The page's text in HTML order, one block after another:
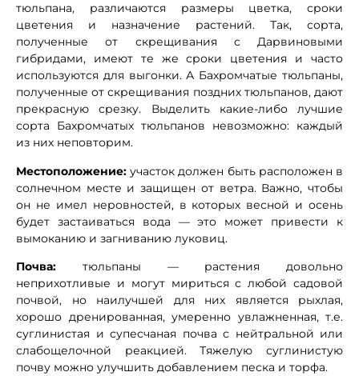
тюльпана, различаются размеры цветка, сроки
цветения и назначение растений. Так, сорта,
полученные от скрещивания с Дарвиновыми
гибридами, имеют те же сроки цветения и часто
используются для выгонки. А Бахромчатые тюльпаны,
полученные от скрещивания поздних тюльпанов, дают
прекрасную срезку. Выделить какие-либо лучшие
сорта Бахромчатых тюльпанов невозможно: каждый
из них неповторим.
Местоположение: участок должен быть расположен в
солнечном месте и защищен от ветра. Важно, чтобы
он не имел неровностей, в которых весной и осень
будет застаиваться вода — это может привести к
вымоканию и загниванию луковиц.
Почва: тюльпаны — растения довольно
неприхотливые и могут мириться с любой садовой
почвой, но наилучшей для них является рыхлая,
хорошо дренированная, умеренно увлажненная, т.е.
суглинистая и супесчаная почва с нейтральной или
слабощелочной реакцией. Тяжелую суглинистую
почву можно улучшить добавлением песка и торфа.